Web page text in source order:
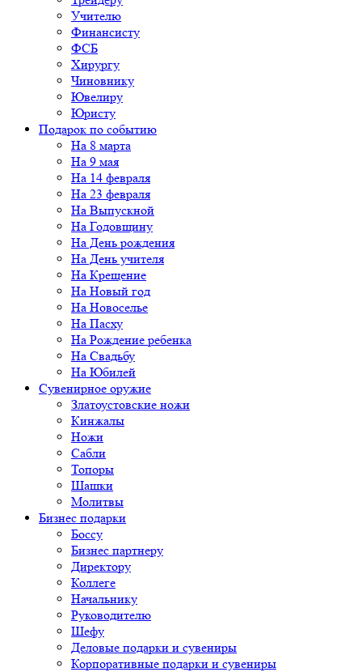
Учителю
Финансисту
ФСБ
Хирургу
Чиновнику
Ювелиру
Юристу
Подарок по событию
На 8 марта
На 9 мая
На 14 февраля
На 23 февраля
На Выпускной
На Годовщину
На День рождения
На День учителя
На Крещение
На Новый год
На Новоселье
На Пасху
На Рождение ребенка
На Свадьбу
На Юбилей
Сувенирное оружие
Златоустовские ножи
Кинжалы
Ножи
Сабли
Топоры
Шашки
Молитвы
Бизнес подарки
Боссу
Бизнес партнеру
Директору
Коллеге
Начальнику
Руководителю
Шефу
Деловые подарки и сувениры
Корпоративные подарки и сувениры